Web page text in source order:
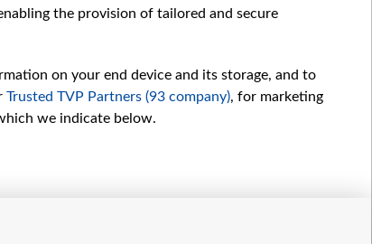
the provision of tailored and secure
on your end device and its storage, and to
Trusted TVP Partners (93 company), for marketing
we indicate below.